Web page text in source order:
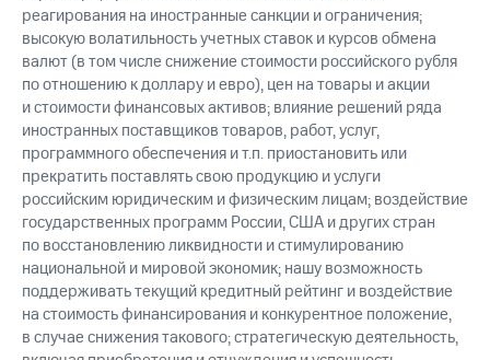
реагирования на иностранные санкции и ограничения;
высокую волатильность учетных ставок и курсов обмена
валют (в том числе снижение стоимости российского рубля
по отношению к доллару и евро), цен на товары и акции
и стоимости финансовых активов; влияние решений ряда
иностранных поставщиков товаров, работ, услуг,
программного обеспечения и т.п. приостановить или
прекратить поставлять свою продукцию и услуги
российским юридическим и физическим лицам; воздействие
государственных программ России, США и других стран
по восстановлению ликвидности и стимулированию
национальной и мировой экономик; нашу возможность
поддерживать текущий кредитный рейтинг и воздействие
на стоимость финансирования и конкурентное положение,
в случае снижения такового; стратегическую деятельность,